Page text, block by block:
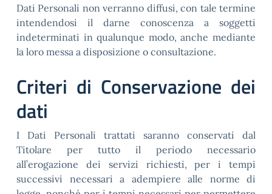
Dati Personali non verranno diffusi, con tale termine
intendendosi il darne conoscenza a soggetti
indeterminati in qualunque modo, anche mediante
la loro messa a disposizione o consultazione.
Criteri di Conservazione dei
dati
I Dati Personali trattati saranno conservati dal
Titolare per tutto il periodo necessario
all’erogazione dei servizi richiesti, per i tempi
successivi necessari a adempiere alle norme di